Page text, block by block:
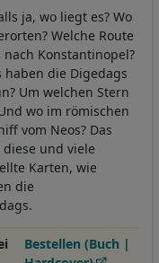
ja, wo liegt es? Wo
Welche Route
Konstantinopel?
haben die Digedags
Um welchen Stern
wo im römischen
vom Neos? Das
und viele
Karten, wie
die
Bestellen (Buch |